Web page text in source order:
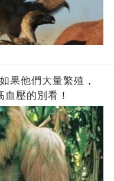
果他們大量繁殖，
壓的別看！